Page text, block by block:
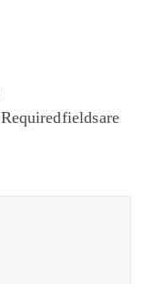
Required fields are